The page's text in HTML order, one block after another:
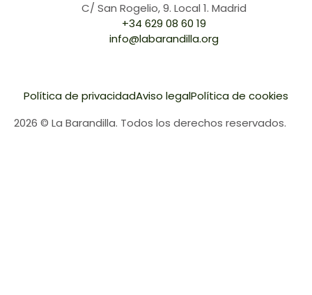
C/ San Rogelio, 9. Local 1. Madrid
+34 629 08 60 19
info@labarandilla.org
2026 © La Barandilla. Todos los derechos reservados.
Política de privacidadAviso legalPolítica de cookies